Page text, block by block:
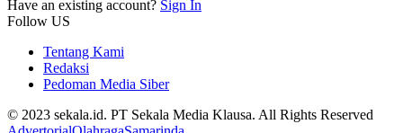
Have an existing account? Sign In
Follow US
Tentang Kami
Redaksi
Pedoman Media Siber
© 2023 sekala.id. PT Sekala Media Klausa. All Rights Reserved